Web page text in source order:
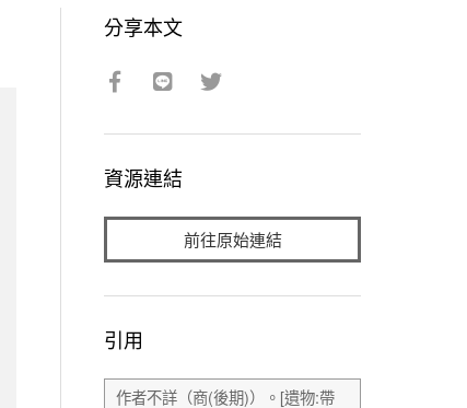
分享本文
資源連結
前往原始連結
引用